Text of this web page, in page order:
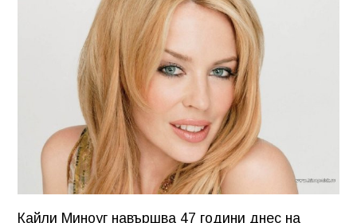
Кайли Миноуг навършва 47 години днес на